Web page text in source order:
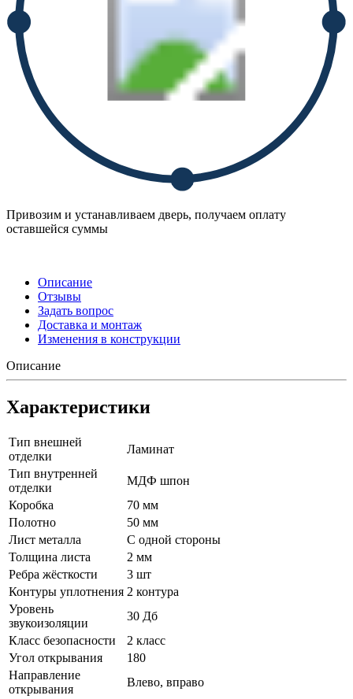
Привозим и устанавливаем дверь, получаем оплату
оставшейся суммы
Описание
Отзывы
Задать вопрос
Доставка и монтаж
Изменения в конструкции
Описание
Характеристики
Тип внешней
отделки
Ламинат
Тип внутренней
отделки
МДФ шпон
Коробка
70 мм
Полотно
50 мм
Лист металла
С одной стороны
Толщина листа
2 мм
Ребра жёсткости
3 шт
Контуры уплотнения 2 контура
Уровень
звукоизоляции
30 Дб
Класс безопасности
2 класс
Угол открывания
180
Направление
открывания
Влево, вправо